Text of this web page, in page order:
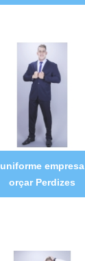
uniforme empresa
orçar Perdizes